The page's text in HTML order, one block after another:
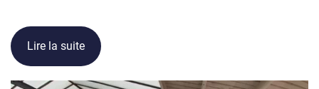
Lire la suite